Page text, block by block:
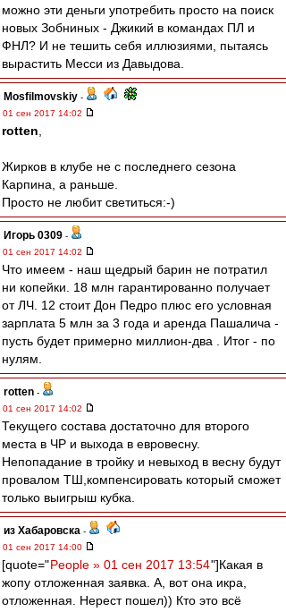
можно эти деньги употребить просто на поиск
новых Зобниных - Джикий в командах ПЛ и
ФНЛ? И не тешить себя иллюзиями, пытаясь
вырастить Месси из Давыдова.
Mosfilmovskiy -
01 сен 2017 14:02
rotten
Жирков в клубе не с последнего сезона
Карпина, а раньше.
Просто не любит светиться:-)
Игорь 0309 -
01 сен 2017 14:02
Что имеем - наш щедрый барин не потратил
ни копейки. 18 млн гарантированно получает
от ЛЧ. 12 стоит Дон Педро плюс его условная
зарплата 5 млн за 3 года и аренда Пашалича -
пусть будет примерно миллион-два . Итог - по
нулям.
rotten -
01 сен 2017 14:02
Текущего состава достаточно для второго
места в ЧР и выхода в евровесну.
Непопадание в тройку и невыход в весну будут
провалом ТШ,компенсировать который сможет
только выигрыш кубка.
из Хабаровска -
01 сен 2017 14:00
[quote="People » 01 сен 2017 13:54"]Какая в
жопу отложенная заявка. А, вот она икра,
отложенная. Нерест пошел)) Кто это всё